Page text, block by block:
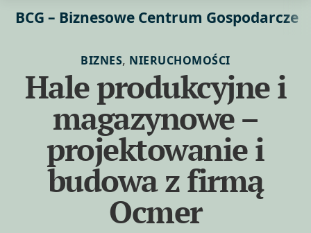
BCG – Biznesowe Centrum Gospodarcze
BIZNES, NIERUCHOMOŚCI
Hale produkcyjne i
magazynowe –
projektowanie i
budowa z firmą
Ocmer